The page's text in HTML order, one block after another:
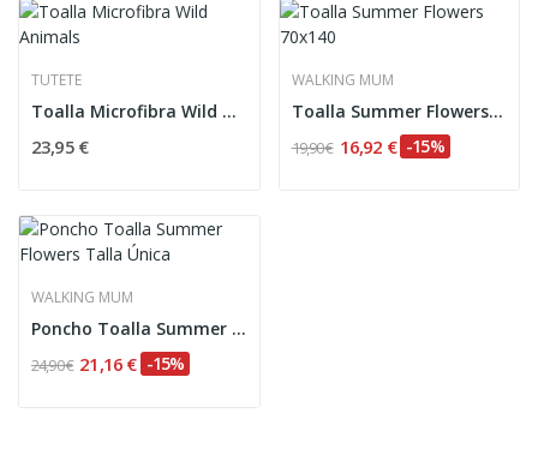
TUTETE
Toalla Microfibra Wild Animals
23,95 €
WALKING MUM
Toalla Summer Flowers 70x140
19,90 € 16,92 € -15%
WALKING MUM
Poncho Toalla Summer Flowers Talla Única
24,90 € 21,16 € -15%